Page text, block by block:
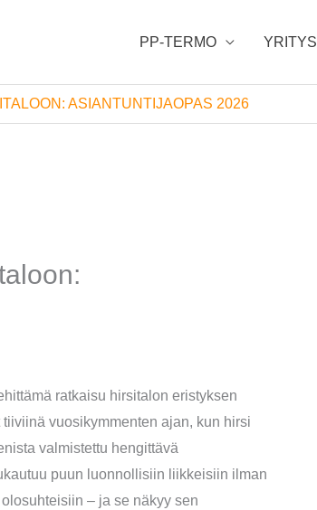
PP-TERMO YRITYS
ASIANTUNTIJAOPAS 2026
ratkaisu hirsitalon eristyksen
vuosikymmenten ajan, kun hirsi
valmistettu hengittävä
puun luonnollisiin liikkeisiin ilman
– ja se näkyy sen